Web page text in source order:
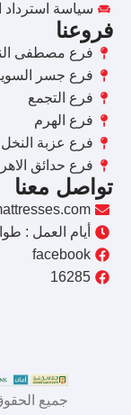
سياسة استرداد
فروعنا
فرع مصطفى
فرع جسر
فرع التجمع
فرع الهرم
فرع عزبة النخل
فرع حدائق
تواصل معنا
أيام العمل :
facebook
16285
جميع